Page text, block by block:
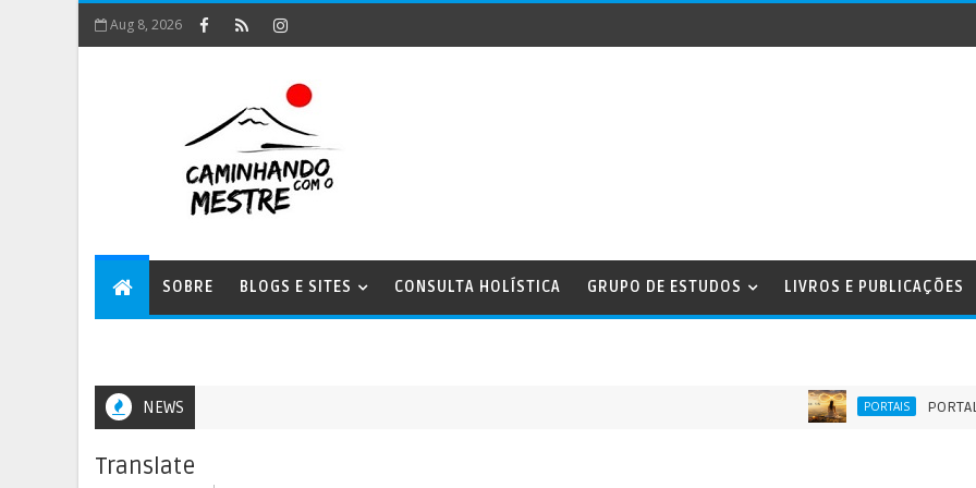
Aug 8, 2026
SOBRE BLOGS E SITES CONSULTA HOLÍSTICA GRUPO DE ESTUDOS LIVROS E PUBLICAÇÕES
NEWS PORTAIS PORTAL 8:8 - O
Translate